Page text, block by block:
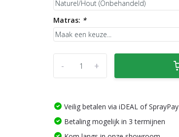
Matras: *
+
-
Veilig betalen via iDEAL of SprayPay
Betaling mogelijk in 3 termijnen